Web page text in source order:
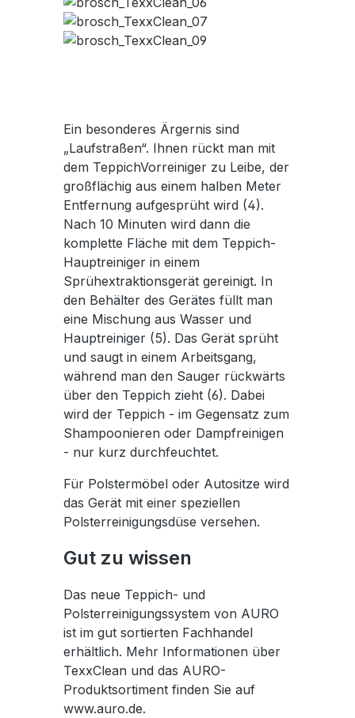
Ein besonderes Ärgernis sind
„Laufstraßen“. Ihnen rückt man mit
dem TeppichVorreiniger zu Leibe, der
großflächig aus einem halben Meter
Entfernung aufgesprüht wird (4).
Nach 10 Minuten wird dann die
komplette Fläche mit dem Teppich-
Hauptreiniger in einem
Sprühextraktionsgerät gereinigt. In
den Behälter des Gerätes füllt man
eine Mischung aus Wasser und
Hauptreiniger (5). Das Gerät sprüht
und saugt in einem Arbeitsgang,
während man den Sauger rückwärts
über den Teppich zieht (6). Dabei
wird der Teppich - im Gegensatz zum
Shampoonieren oder Dampfreinigen
- nur kurz durchfeuchtet.
Für Polstermöbel oder Autositze wird
das Gerät mit einer speziellen
Polsterreinigungsdüse versehen.
Gut zu wissen
Das neue Teppich- und
Polsterreinigungssystem von AURO
ist im gut sortierten Fachhandel
erhältlich. Mehr Informationen über
TexxClean und das AURO-
Produktsortiment finden Sie auf
www.auro.de.